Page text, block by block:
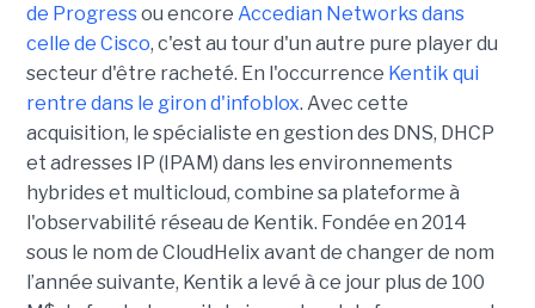
de Progressou encore Accedian Networks dans
celle de Cisco, c'est au tour d'un autre pure player du
secteur d'être racheté. En l'occurrence Kentik qui
rentre dans le giron d'infoblox. Avec cette
acquisition, le spécialiste en gestion des DNS, DHCP
et adresses IP (IPAM) dans les environnements
hybrides et multicloud, combine sa plateforme à
l'observabilité réseau de Kentik. Fondée en 2014
sous le nom de CloudHelix avant de changer de nom
l’année suivante, Kentik a levé à ce jour plus de 100